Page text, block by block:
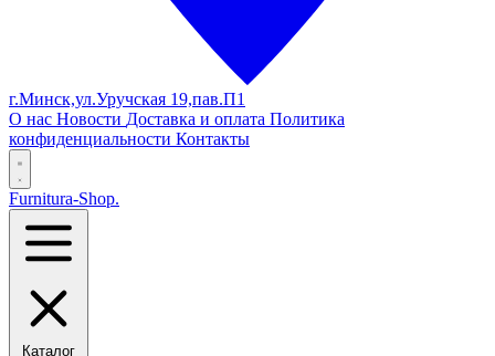
г.Минск,ул.Уручская 19,пав.П1
О нас Новости Доставка и оплата Политика
конфиденциальности Контакты
Furnitura-Shop.
Каталог